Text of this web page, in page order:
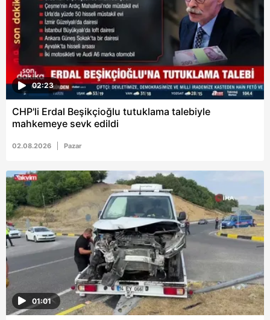
6698 sayılı Kişisel Verilerin Korunması Kanunu uyarınca
hazırlanmış Aydınlatma Metnimizi okumak ve sitemizde
ilgili mevzuata uygun olarak kullanılan çerezlerle ilgili bilgi
almak için lütfentıklayınız
02:23
CHP'li Erdal Beşikçioğlu tutuklama talebiyle
mahkemeye sevk edildi
02.08.2026 Pazar
01:01